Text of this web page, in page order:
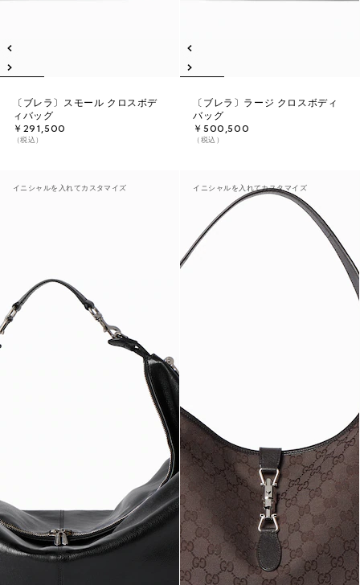
〔ブレラ〕スモール クロスボデ
ィバッグ
￥291,500
（税込）
〔ブレラ〕ラージ クロスボディ
バッグ
￥500,500
（税込）
イニシャルを入れてカスタマイズ イニシャルを入れてカスタマイズ